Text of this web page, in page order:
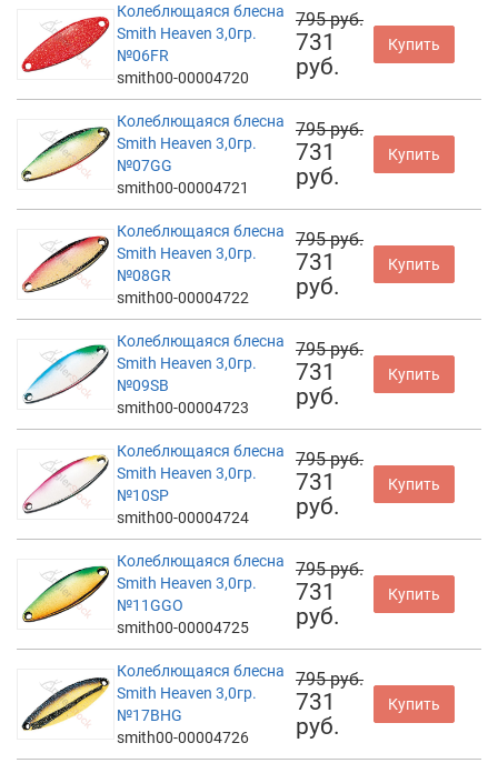
Колеблющаяся блесна
Smith Heaven 3,0гр.
№06FR
smith00-00004720
795 руб.
731
руб.
Купить
Колеблющаяся блесна
Smith Heaven 3,0гр.
№07GG
smith00-00004721
795 руб.
731
руб.
Купить
Колеблющаяся блесна
Smith Heaven 3,0гр.
№08GR
smith00-00004722
795 руб.
731
руб.
Купить
Колеблющаяся блесна
Smith Heaven 3,0гр.
№09SB
smith00-00004723
795 руб.
731
руб.
Купить
Колеблющаяся блесна
Smith Heaven 3,0гр.
№10SP
smith00-00004724
795 руб.
731
руб.
Купить
Колеблющаяся блесна
Smith Heaven 3,0гр.
№11GGO
smith00-00004725
795 руб.
731
руб.
Купить
Колеблющаяся блесна
Smith Heaven 3,0гр.
№17BHG
smith00-00004726
795 руб.
731
руб.
Купить